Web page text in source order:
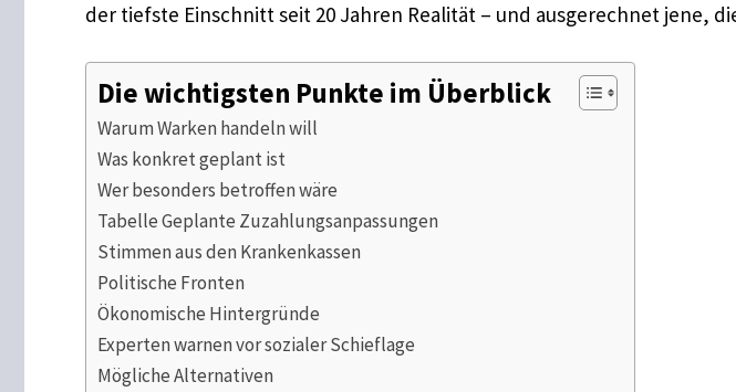
der tiefste Einschnitt seit 20 Jahren Realität – und ausgerechnet jene,
Die wichtigsten Punkte im Überblick
Warum Warken handeln will
Was konkret geplant ist
Wer besonders betroffen wäre
Tabelle Geplante Zuzahlungsanpassungen
Stimmen aus den Krankenkassen
Politische Fronten
Ökonomische Hintergründe
Experten warnen vor sozialer Schieflage
Mögliche Alternativen